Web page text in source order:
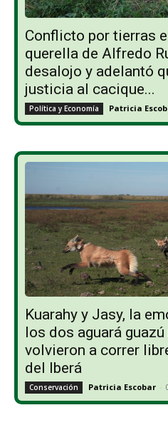
Conflicto por tierras
querella de Alfredo
desalojo y adelantó
justicia al cacique...
Política y Economía Patricia
Kuarahy y Jasy, la
los dos aguará
volvieron a correr
del Iberá
Conservación Patricia Escobar -